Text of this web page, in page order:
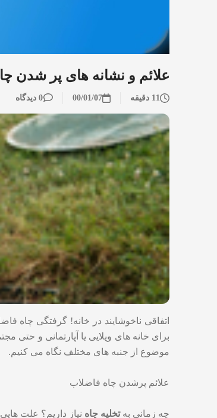
علائم و نشانه های پر شدن
11 دقیقه 00/01/07 0 دیدگاه
اتفاقی ناخوشایند در خانه! گرفتگی چاه
برای خانه های ویلایی یا آپارتمانی و
موضوع از جنبه های مختلف نگاه می کنیم.
علائم پرشدن چاه فاضلاب
چه زمانی بهتخلیه چاه نیاز داریم؟ علت